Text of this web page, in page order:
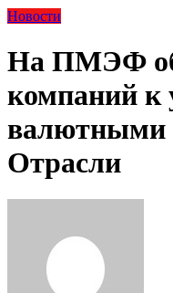
Новости
На ПМЭФ
компаний к
Отрасли